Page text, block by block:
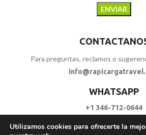
Para preguntas, reclamos o
WHATSAPP
+1 346-712-0644
SIGUENOS
Utilizamos cookies para ofrecerte la